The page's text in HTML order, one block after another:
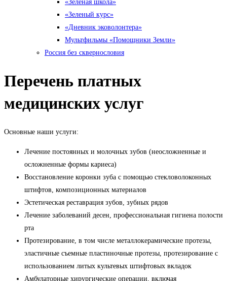
«Зеленая школа»
«Зеленый курс»
«Дневник эковолонтера»
Мультфильмы «Помощники Земли»
Россия без сквернословия
Перечень платных
медицинских услуг
Основные наши услуги:
Лечение постоянных и молочных зубов (неосложненные и
осложненные формы кариеса)
Восстановление коронки зуба с помощью стекловолоконных
штифтов, композиционных материалов
Эстетическая реставрация зубов, зубных рядов
Лечение заболеваний десен, профессиональная гигиена полости
рта
Протезирование, в том числе металлокерамические протезы,
эластичные съемные пластиночные протезы, протезирование с
использованием литых культевых штифтовых вкладок
Амбулаторные хирургические операции, включая